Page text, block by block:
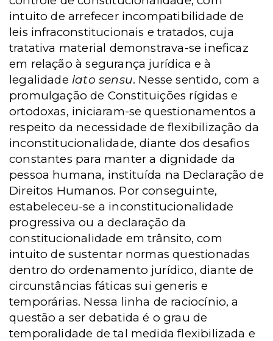
intuito de arrefecer incompatibilidade de
leis infraconstitucionais e tratados, cuja
tratativa material demonstrava-se ineficaz
em relação à segurança jurídica e à
legalidade lato sensu. Nesse sentido, com a
promulgação de Constituições rígidas e
ortodoxas, iniciaram-se questionamentos a
respeito da necessidade de flexibilização da
inconstitucionalidade, diante dos desafios
constantes para manter a dignidade da
pessoa humana, instituída na Declaração de
Direitos Humanos. Por conseguinte,
estabeleceu-se a inconstitucionalidade
progressiva ou a declaração da
constitucionalidade em trânsito, com
intuito de sustentar normas questionadas
dentro do ordenamento jurídico, diante de
circunstâncias fáticas sui generis e
temporárias. Nessa linha de raciocínio, a
questão a ser debatida é o grau de
temporalidade de tal medida flexibilizada e